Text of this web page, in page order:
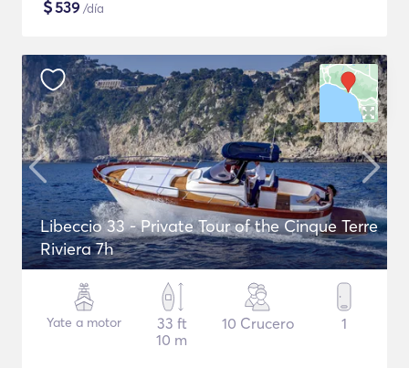
$539 /día
Libeccio 33 - Private Tour of the Cinque Terre
Riviera 7h
Yate a motor
33 ft
10 m
10 Crucero 1